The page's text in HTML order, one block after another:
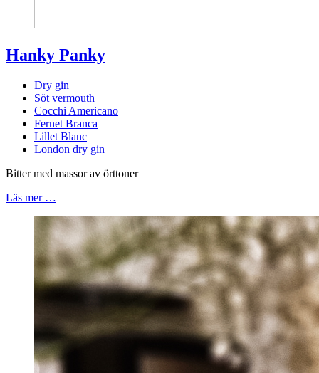
Hanky Panky
Dry gin
Söt vermouth
Cocchi Americano
Fernet Branca
Lillet Blanc
London dry gin
Bitter med massor av örttoner
Läs mer …